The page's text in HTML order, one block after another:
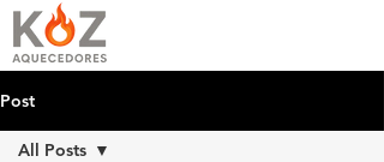
Post
All Posts